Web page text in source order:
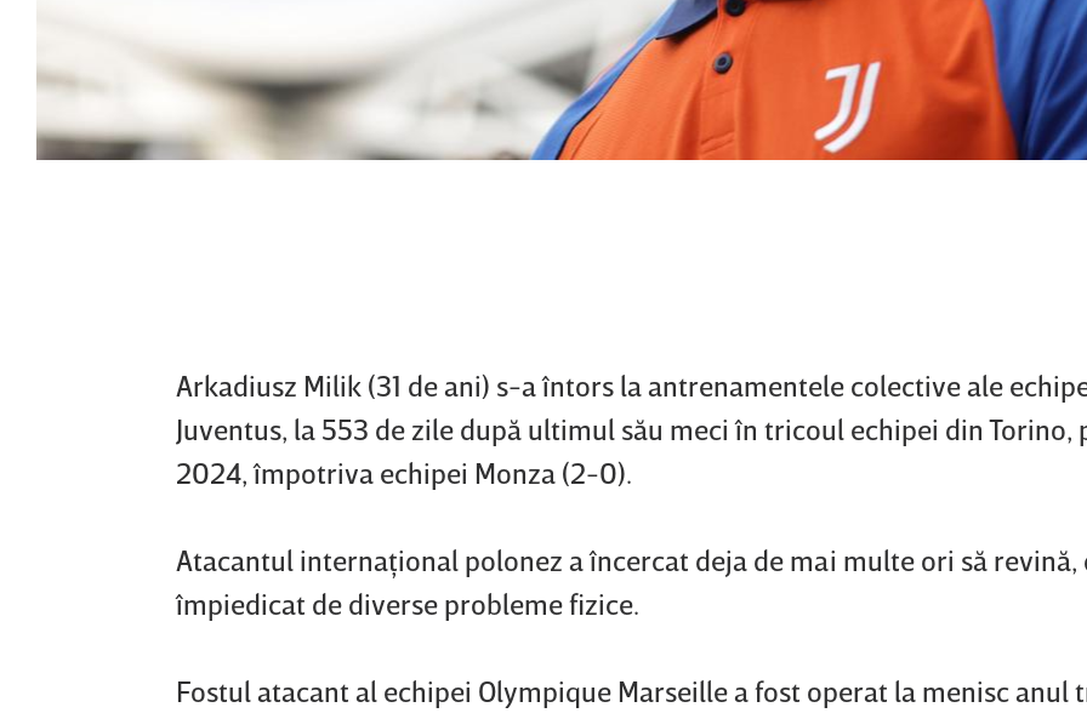
Arkadiusz Milik (31 de ani) s-a întors la antrenamentele colective ale
Juventus, la 553 de zile după ultimul său meci în tricoul echipei din Torino,
2024, împotriva echipei Monza (2-0).
Atacantul internaţional polonez a încercat deja de mai multe ori să revină,
împiedicat de diverse probleme fizice.
Fostul atacant al echipei Olympique Marseille a fost operat la menisc anul